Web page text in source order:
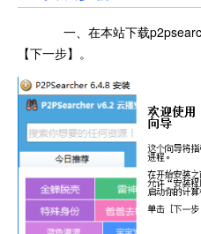
一、在本站下载
【下一步】。